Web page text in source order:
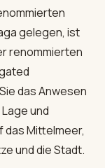
gelegen, ist
renommierten
das Anwesen
und
das Mittelmeer,
und die Stadt.